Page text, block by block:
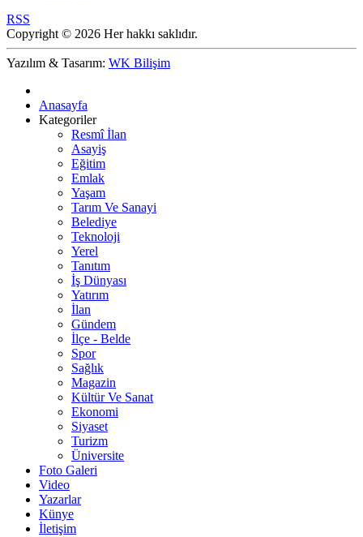
RSS
Copyright © 2026 Her hakkı saklıdır.
Yazılım & Tasarım: WK Bilişim
Anasayfa
Kategoriler
Resmî İlan
Asayiş
Eğitim
Emlak
Yaşam
Tarım Ve Sanayi
Belediye
Teknoloji
Yerel
Tanıtım
İş Dünyası
Yatırım
İlan
Gündem
İlçe - Belde
Spor
Sağlık
Magazin
Kültür Ve Sanat
Ekonomi
Siyaset
Turizm
Üniversite
Foto Galeri
Video
Yazarlar
Künye
İletişim